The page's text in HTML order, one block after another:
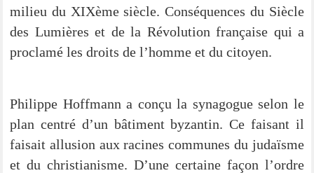
milieu du XIXè­me siè­cle. Con­sé­quen­ces du Siè­cle
des Lumiè­res et de la Révo­lu­ti­on fran­çai­se qui a
pro­cla­mé les droits de l’homme et du citoyen.
Phil­ip­pe Hoff­mann a con­çu la syn­ago­gue selon le
plan cen­tré d’un bâti­ment byzan­tin. Ce faisant il
fai­sait allu­si­on aux raci­n­es com­mu­nes du judaïs­me
et du chris­tia­nis­me. D’une cer­taine façon l’ordre